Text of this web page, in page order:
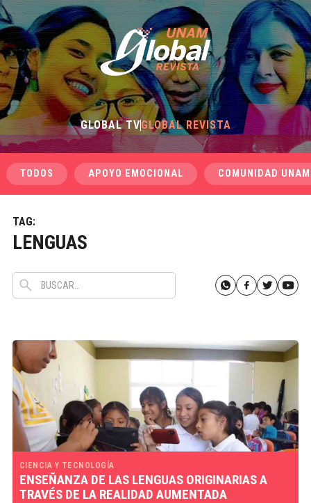
GLOBAL TVGLOBAL REVISTA
TODOS APOYO EMOCIONAL COMUNIDAD UNAM
TAG:
LENGUAS
CIENCIA Y TECNOLOGÍA
ENSEÑANZA DE LAS LENGUAS ORIGINARIAS A
TRAVÉS DE LA REALIDAD AUMENTADA